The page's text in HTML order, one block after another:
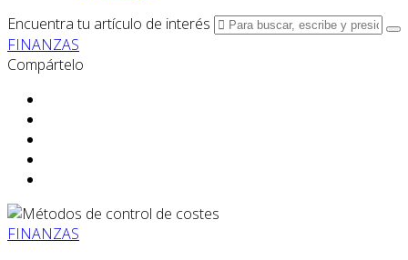
Encuentra tu artículo de interés
FINANZAS
Compártelo
FINANZAS